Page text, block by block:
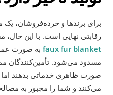
برای برندها و خرده‌فروشان،
رقابتی نهایی است. با این
faux fur blanket به صورت
مسدود می‌شود.
صورت ظاهری خدماتی بدهند اما
می‌کنند و شما را مجبور به